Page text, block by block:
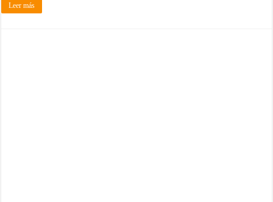
Leer más